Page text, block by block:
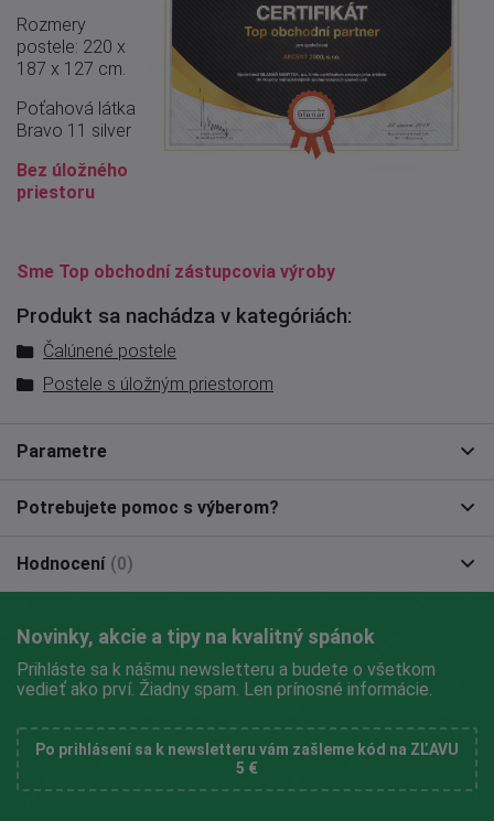
Rozmery
postele: 220 x
187 x 127 cm.
Poťahová látka
Bravo 11 silver
Bez úložného
priestoru
Sme Top obchodní zástupcovia výroby
Produkt sa nachádza v kategóriách:
Čalúnené postele
Postele s úložným priestorom
Parametre
Potrebujete pomoc s výberom?
Hodnocení (0)
Novinky, akcie a tipy na kvalitný spánok
Prihláste sa k nášmu newsletteru a budete o všetkom
vedieť ako prví. Žiadny spam. Len prínosné informácie.
Po prihlásení sa k newsletteru vám zašleme kód na ZĽAVU
5 €